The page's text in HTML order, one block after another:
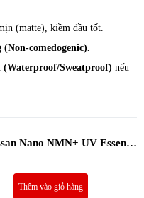
(matte), kiềm dầu tốt.
comedogenic).
Sweatproof) nếu
Nano NMN+ UV Essence
60g
Thêm vào giỏ hàng